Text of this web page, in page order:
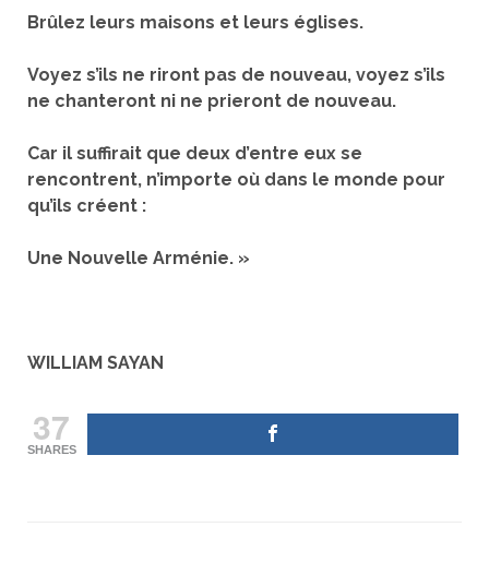
Brûlez leurs maisons et leurs églises.
Voyez s’ils ne riront pas de nouveau, voyez s’ils
ne chanteront ni ne prieront de nouveau.
Car il suffirait que deux d’entre eux se
rencontrent, n’importe où dans le monde pour
qu’ils créent :
Une Nouvelle Arménie. »
WILLIAM SAYAN
37
SHARES